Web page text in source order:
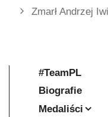
Zmarł Andrzej
#TeamPL
Biografie
Medaliści